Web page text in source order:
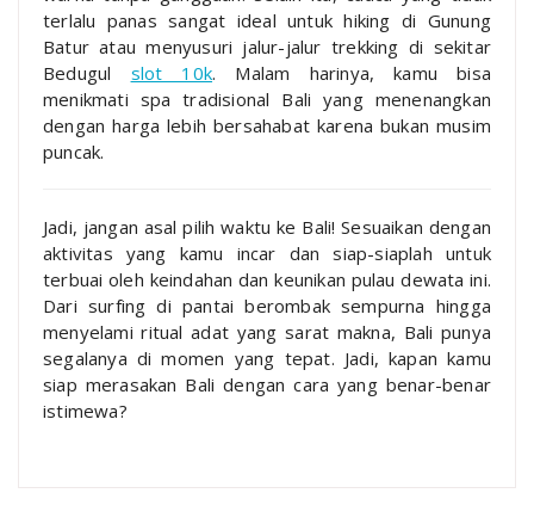
terlalu panas sangat ideal untuk hiking di Gunung
Batur atau menyusuri jalur-jalur trekking di sekitar
Bedugul slot 10k. Malam harinya, kamu bisa
menikmati spa tradisional Bali yang menenangkan
dengan harga lebih bersahabat karena bukan musim
puncak.
Jadi, jangan asal pilih waktu ke Bali! Sesuaikan dengan
aktivitas yang kamu incar dan siap-siaplah untuk
terbuai oleh keindahan dan keunikan pulau dewata ini.
Dari surfing di pantai berombak sempurna hingga
menyelami ritual adat yang sarat makna, Bali punya
segalanya di momen yang tepat. Jadi, kapan kamu
siap merasakan Bali dengan cara yang benar-benar
istimewa?